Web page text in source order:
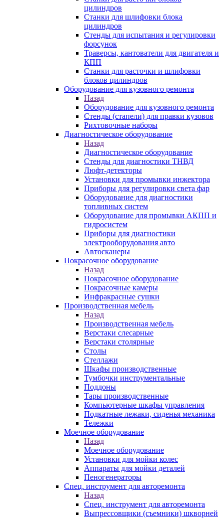
цилиндров
Станки для шлифовки блока
цилиндров
Стенды для испытания и регулировки
форсунок
Траверсы, кантователи для двигателя и
КПП
Станки для расточки и шлифовки
блоков цилиндров
Оборудование для кузовного ремонта
Назад
Оборудование для кузовного ремонта
Стенды (стапели) для правки кузовов
Рихтовочные наборы
Диагностическое оборудование
Назад
Диагностическое оборудование
Стенды для диагностики ТНВД
Люфт-детекторы
Установки для промывки инжектора
Приборы для регулировки света фар
Оборудование для диагностики
топливных систем
Оборудование для промывки АКПП и
гидросистем
Приборы для диагностики
электрооборудования авто
Автосканеры
Покрасочное оборудование
Назад
Покрасочное оборудование
Покрасочные камеры
Инфракрасные сушки
Производственная мебель
Назад
Производственная мебель
Верстаки слесарные
Верстаки столярные
Столы
Стеллажи
Шкафы производственные
Тумбочки инструментальные
Поддоны
Тары производственные
Компьютерные шкафы управления
Подкатные лежаки, сиденья механика
Тележки
Моечное оборудование
Назад
Моечное оборудование
Установки для мойки колес
Аппараты для мойки деталей
Пеногенераторы
Спец. инструмент для авторемонта
Назад
Спец. инструмент для авторемонта
Выпрессовщики (съемники) шкворней